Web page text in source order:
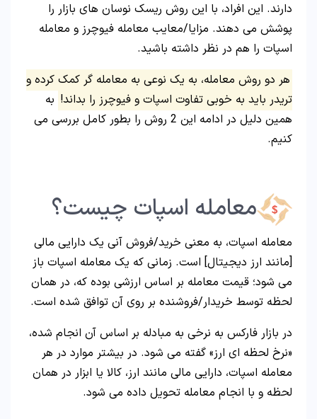
دارند. این افراد، با این روش ریسک نوسان های بازار را
پوشش می دهند. مزایا/معایب معامله فیوچرز و معامله
اسپات را هم در نظر داشته باشید.
هر دو روش معامله، به یک نوعی به معامله گر کمک کرده و
تریدر باید به خوبی تفاوت اسپات و فیوچرز را بداند! به
همین دلیل در ادامه این 2 روش را بطور کامل بررسی می
کنیم.
معامله اسپات چیست؟
معامله اسپات، به معنی خرید/فروش آنی یک دارایی مالی
[مانند ارز دیجیتال] است. زمانی که یک معامله اسپات باز
می شود؛ قیمت معامله بر اساس ارزشی بوده که، در همان
لحظه توسط خریدار/فروشنده بر روی آن توافق شده است.
در بازار فارکس به نرخی به مبادله بر اساس آن انجام شده،
«نرخ لحظه ای ارز» گفته می شود. در بیشتر موارد در هر
معامله اسپات، دارایی مالی مانند ارز، کالا یا ابزار در همان
لحظه و با انجام معامله تحویل داده می شود.